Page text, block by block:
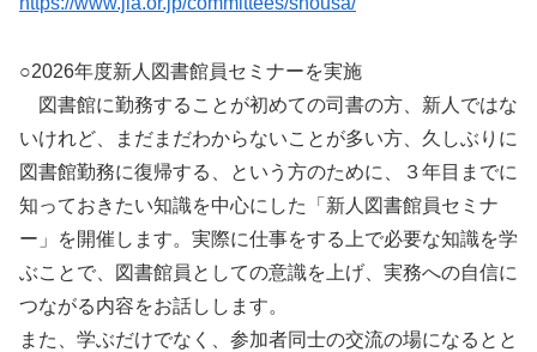
○2026年度新人図書館員セミナーを実施
図書館に勤務することが初めての司書の方、新人ではな
いけれど、まだまだわからないことが多い方、久しぶりに
図書館勤務に復帰する、という方のために、３年目までに
知っておきたい知識を中心にした「新人図書館員セミナ
ー」を開催します。実際に仕事をする上で必要な知識を学
ぶことで、図書館員としての意識を上げ、実務への自信に
つながる内容をお話しします。
また、学ぶだけでなく、参加者同士の交流の場になるとと